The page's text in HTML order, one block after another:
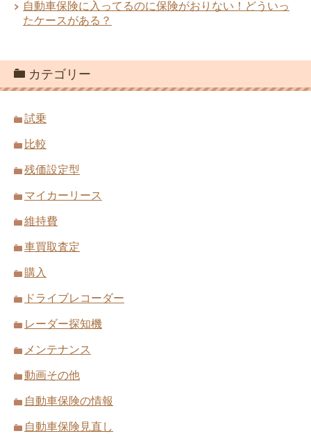
自動車保険に入ってるのに保険がおりない！どういっ
たケースがある？
カテゴリー
試乗
比較
残価設定型
マイカーリース
維持費
車買取査定
購入
ドライブレコーダー
レーダー探知機
メンテナンス
動画その他
自動車保険の情報
自動車保険見直し